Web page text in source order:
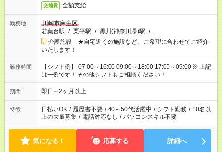
交通費 全額支給
勤務地
川崎市麻生区
若葉台駅 / 栗平駅 / 黒川(神奈川県)駅 / …
介護施設 ★自宅近くの施設など、ご希望に合わせてご紹介
いたします！
勤務時間
【シフト例】 07:00～16:00 09:00～18:00 17:00～09:00 ※ 上記
は一例です！その他シフトもご相談ください！
期間 即日～2ヶ月以上
特徴 日払いOK / 履歴書不要 / 40～50代活躍中 / シフト勤務 / 10名以
上の大量募集 / 電話対応なし / パソコンスキル不要
気になる！ 応募する 詳細へ